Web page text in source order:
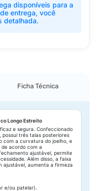
disponíveis para a
entrega, você
detalhada.
Ficha Técnica
Longo Estreito
e segura. Confeccionado
três talas posteriores
com a curvatura do joelho, e
de acordo com a
ajustável, permite
Além disso, a faixa
ajustável, aumenta a firmeza
e/ou patelar).